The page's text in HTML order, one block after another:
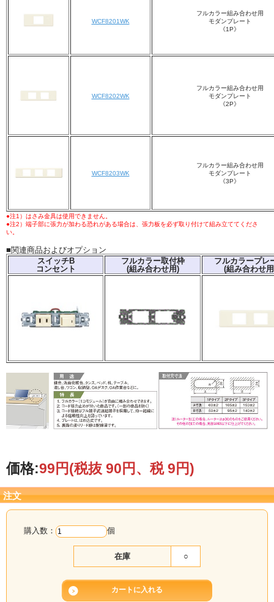
WCF8201WK
フルカラー組み合わせ用
モダンプレート
《1P》
WCF8202WK
フルカラー組み合わせ用
モダンプレート
《2P》
WCF8203WK
フルカラー組み合わせ用
モダンプレート
《3P》
●注1）はさみ金具は使用できません。
●注2）端子部に張力が加わる恐れがある場合は、張力板を必ず取り付けて組み立ててくださ
い。
■関連商品およびオプション
スイッチB
コンセント
フルカラー取付枠
(組み合わせ用)
フルカラープレ
(組み合わせ
価格:99円(税抜 90円、税 9円)
注文
購入数： 個
在庫 ○